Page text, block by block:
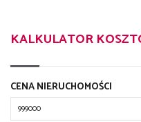
KALKULATOR
CENA NIERUCHOMOŚCI